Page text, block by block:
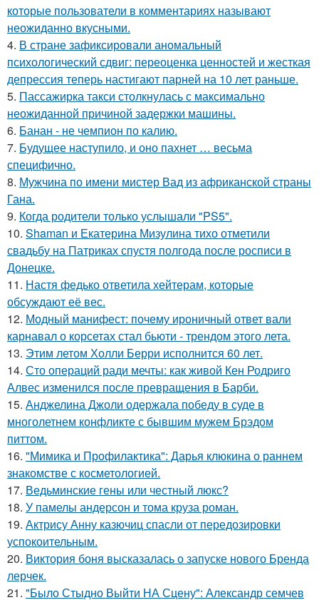
которые пользователи в комментариях называют
неожиданно вкусными.
4. В стране зафиксировали аномальный
психологический сдвиг: переоценка ценностей и жесткая
депрессия теперь настигают парней на 10 лет раньше.
5. Пассажирка такси столкнулась с максимально
неожиданной причиной задержки машины.
6. Банан - не чемпион по калию.
7. Будущее наступило, и оно пахнет … весьма
специфично.
8. Мужчина по имени мистер Вад из африканской страны
Гана.
9. Когда родители только услышали "PS5".
10. Shaman и Екатерина Мизулина тихо отметили
свадьбу на Патриках спустя полгода после росписи в
Донецке.
11. Настя федько ответила хейтерам, которые
обсуждают её вес.
12. Модный манифест: почему ироничный ответ вали
карнавал о корсетах стал бьюти - трендом этого лета.
13. Этим летом Холли Берри исполнится 60 лет.
14. Сто операций ради мечты: как живой Кен Родриго
Алвес изменился после превращения в Барби.
15. Анджелина Джоли одержала победу в суде в
многолетнем конфликте с бывшим мужем Брэдом
питтом.
16. "Мимика и Профилактика": Дарья клюкина о раннем
знакомстве с косметологией.
17. Ведьминские гены или честный люкс?
18. У памелы андерсон и тома круза роман.
19. Актрису Анну казючиц спасли от передозировки
успокоительным.
20. Виктория боня высказалась о запуске нового Бренда
лерчек.
21. "Было Стыдно Выйти НА Сцену": Александр семчев